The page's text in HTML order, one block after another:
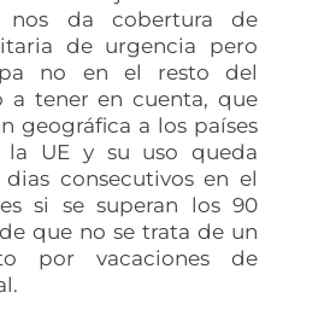
nos da cobertura de
de urgencia pero
no en el resto del
a tener en cuenta, que
geográfica a los países
la UE y su uso queda
consecutivos en el
si se superan los 90
que no se trata de un
por vacaciones de